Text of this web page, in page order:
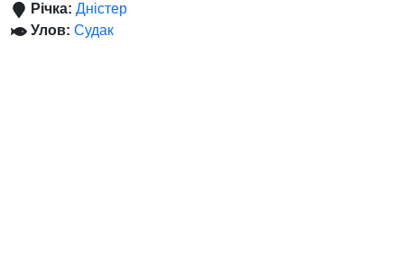
Річка: Дністер
Улов: Судак